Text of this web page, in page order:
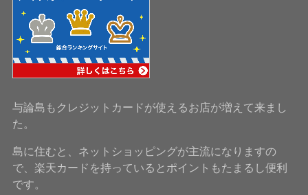
与論島もクレジットカードが使えるお店が増えて来まし
た。
島に住むと、ネットショッピングが主流になりますの
で、楽天カードを持っているとポイントもたまるし便利
です。